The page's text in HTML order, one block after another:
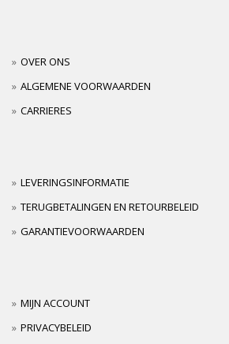
OVER ONS
ALGEMENE VOORWAARDEN
CARRIERES
LEVERINGSINFORMATIE
TERUGBETALINGEN EN RETOURBELEID
GARANTIEVOORWAARDEN
MIJN ACCOUNT
PRIVACYBELEID